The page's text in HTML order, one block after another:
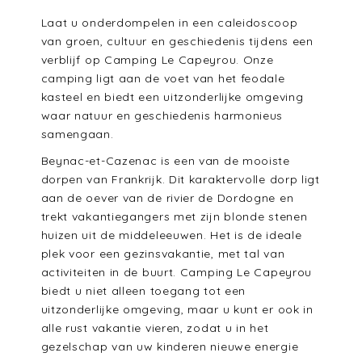
Laat u onderdompelen in een caleidoscoop
van groen, cultuur en geschiedenis tijdens een
verblijf op Camping Le Capeyrou. Onze
camping ligt aan de voet van het feodale
kasteel en biedt een uitzonderlijke omgeving
waar natuur en geschiedenis harmonieus
samengaan.
Beynac-et-Cazenac is een van de mooiste
dorpen van Frankrijk. Dit karaktervolle dorp ligt
aan de oever van de rivier de Dordogne en
trekt vakantiegangers met zijn blonde stenen
huizen uit de middeleeuwen. Het is de ideale
plek voor een gezinsvakantie, met tal van
activiteiten in de buurt. Camping Le Capeyrou
biedt u niet alleen toegang tot een
uitzonderlijke omgeving, maar u kunt er ook in
alle rust vakantie vieren, zodat u in het
gezelschap van uw kinderen nieuwe energie